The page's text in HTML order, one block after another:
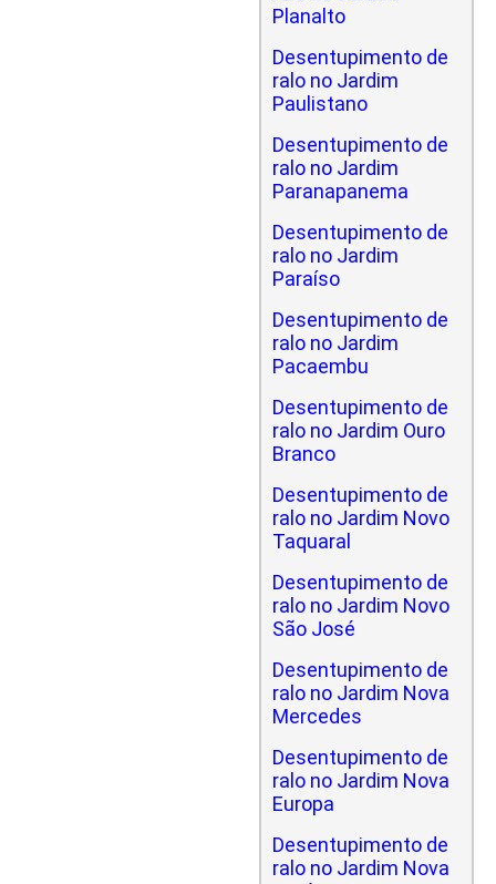
Planalto
Desentupimento de
ralo no Jardim
Paulistano
Desentupimento de
ralo no Jardim
Paranapanema
Desentupimento de
ralo no Jardim
Paraíso
Desentupimento de
ralo no Jardim
Pacaembu
Desentupimento de
ralo no Jardim Ouro
Branco
Desentupimento de
ralo no Jardim Novo
Taquaral
Desentupimento de
ralo no Jardim Novo
São José
Desentupimento de
ralo no Jardim Nova
Mercedes
Desentupimento de
ralo no Jardim Nova
Europa
Desentupimento de
ralo no Jardim Nova